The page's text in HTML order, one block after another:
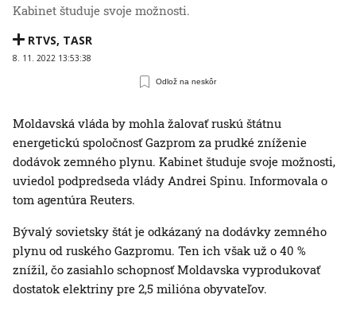
Kabinet študuje svoje možnosti.
RTVS, TASR
8. 11. 2022 13:53:38
Odlož na neskôr
Moldavská vláda by mohla žalovať ruskú štátnu
energetickú spoločnosť Gazprom za prudké zníženie
dodávok zemného plynu. Kabinet študuje svoje možnosti,
uviedol podpredseda vlády Andrei Spinu. Informovala o
tom agentúra Reuters.
Bývalý sovietsky štát je odkázaný na dodávky zemného
plynu od ruského Gazpromu. Ten ich však už o 40 %
znížil, čo zasiahlo schopnosť Moldavska vyprodukovať
dostatok elektriny pre 2,5 milióna obyvateľov.